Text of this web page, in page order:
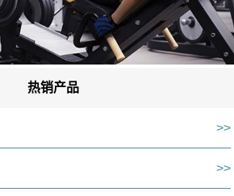
热销产品
>>
>>